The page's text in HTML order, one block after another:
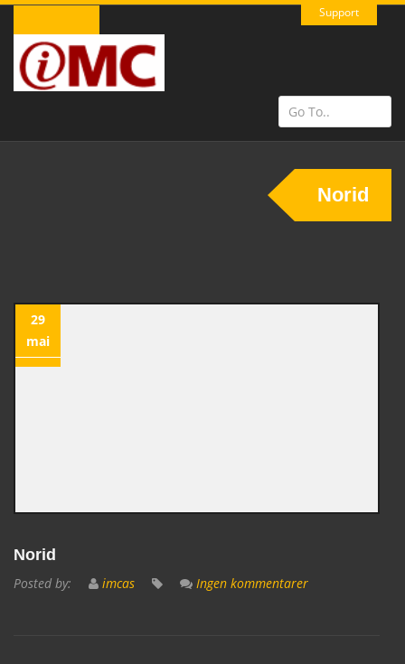
Support
Norid
29
mai
Norid
Posted by: imcas Ingen kommentarer